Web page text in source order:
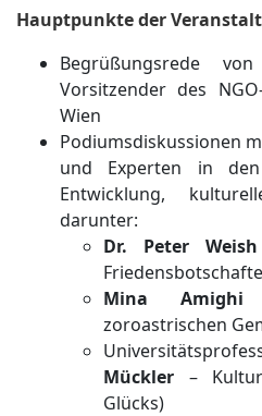
Hauptpunkte der
Begrüßungsrede
Vorsitzender des
Wien
Podiumsdiskussionen
und Experten in den
Entwicklung,
darunter:
Dr. Peter Weish
Mina Amighi
zoroastrischen
Mückler –
Glücks)